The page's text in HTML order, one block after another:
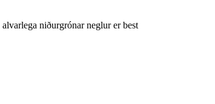
niðurgrónar neglur er best